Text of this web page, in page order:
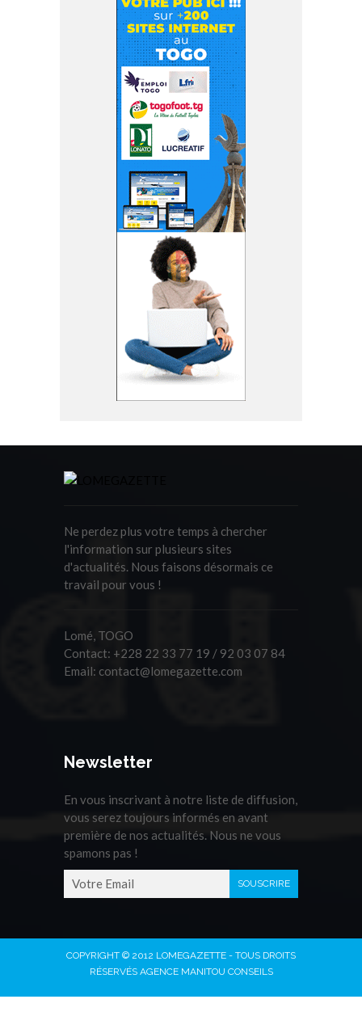
Ne perdez plus votre temps à chercher
l'information sur plusieurs sites
d'actualités. Nous faisons désormais ce
travail pour vous !
Lomé, TOGO
Contact: +228 22 33 77 19 / 92 03 07 84
Email: contact@lomegazette.com
Newsletter
En vous inscrivant à notre liste de diffusion,
vous serez toujours informés en avant
première de nos actualités. Nous ne vous
spamons pas !
COPYRIGHT © 2012 LOMEGAZETTE - TOUS DROITS
RÉSERVÉS AGENCE MANITOU CONSEILS